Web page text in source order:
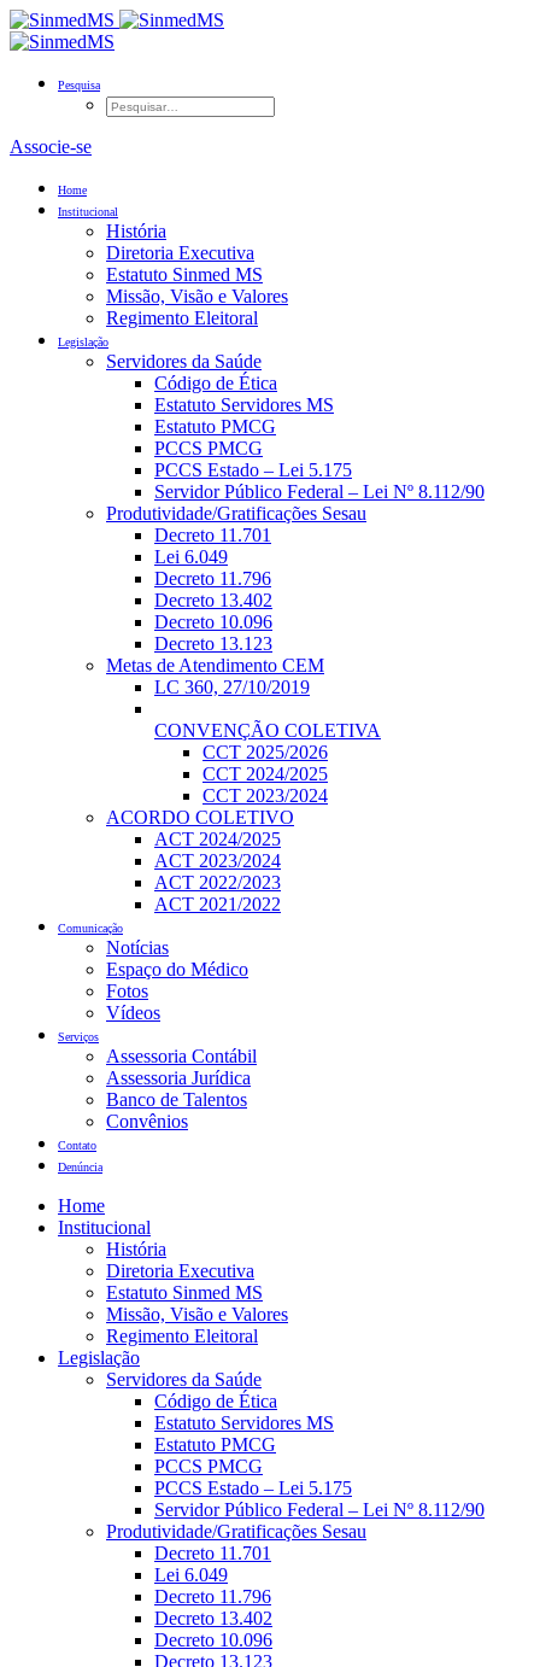
Pesquisa
Associe-se
Home
Institucional
História
Diretoria Executiva
Estatuto Sinmed MS
Missão, Visão e Valores
Regimento Eleitoral
Legislação
Servidores da Saúde
Código de Ética
Estatuto Servidores MS
Estatuto PMCG
PCCS PMCG
PCCS Estado – Lei 5.175
Servidor Público Federal – Lei Nº 8.112/90
Produtividade/Gratificações Sesau
Decreto 11.701
Lei 6.049
Decreto 11.796
Decreto 13.402
Decreto 10.096
Decreto 13.123
Metas de Atendimento CEM
LC 360, 27/10/2019
CONVENÇÃO COLETIVA
CCT 2025/2026
CCT 2024/2025
CCT 2023/2024
ACORDO COLETIVO
ACT 2024/2025
ACT 2023/2024
ACT 2022/2023
ACT 2021/2022
Comunicação
Notícias
Espaço do Médico
Fotos
Vídeos
Serviços
Assessoria Contábil
Assessoria Jurídica
Banco de Talentos
Convênios
Contato
Denúncia
Home
Institucional
História
Diretoria Executiva
Estatuto Sinmed MS
Missão, Visão e Valores
Regimento Eleitoral
Legislação
Servidores da Saúde
Código de Ética
Estatuto Servidores MS
Estatuto PMCG
PCCS PMCG
PCCS Estado – Lei 5.175
Servidor Público Federal – Lei Nº 8.112/90
Produtividade/Gratificações Sesau
Decreto 11.701
Lei 6.049
Decreto 11.796
Decreto 13.402
Decreto 10.096
Decreto 13.123